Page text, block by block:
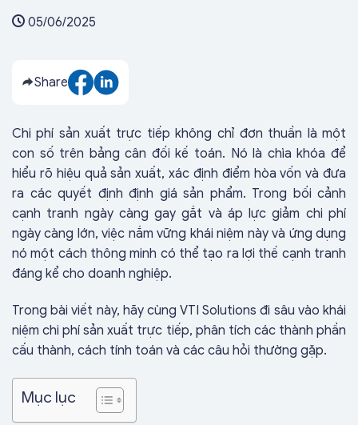
05/06/2025
Share
Chi phí sản xuất trực tiếp không chỉ đơn thuần là một
con số trên bảng cân đối kế toán. Nó là chìa khóa để
hiểu rõ hiệu quả sản xuất, xác định điểm hòa vốn và đưa
ra các quyết định định giá sản phẩm. Trong bối cảnh
cạnh tranh ngày càng gay gắt và áp lực giảm chi phí
ngày càng lớn, việc nắm vững khái niệm này và ứng dụng
nó một cách thông minh có thể tạo ra lợi thế cạnh tranh
đáng kể cho doanh nghiệp.
Trong bài viết này, hãy cùng VTI Solutions đi sâu vào khái
niệm chi phí sản xuất trực tiếp, phân tích các thành phần
cấu thành, cách tính toán và các câu hỏi thường gặp.
Mục lục